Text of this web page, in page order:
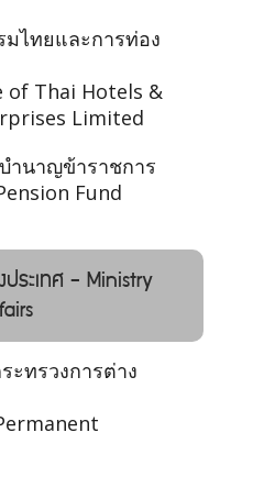
ไทยและการท่อง
of Thai Hotels &
Limited
านาญข้าราชการ
Fund
ประเทศ - Ministry
ะทรวงการต่าง